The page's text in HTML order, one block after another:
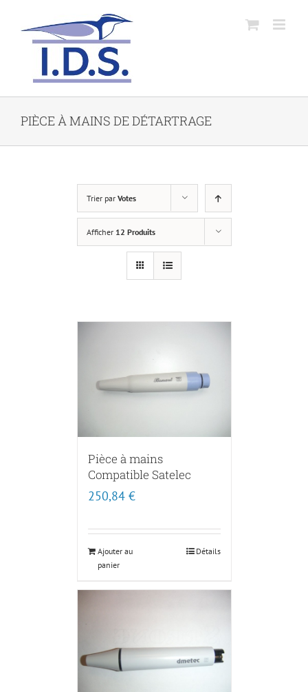
PIÈCE À MAINS DE DÉTARTRAGE
Trier par Votes
Afficher 12 Produits
Pièce à mains
Compatible Satelec
250,84 €
Ajouter au
panier
Détails